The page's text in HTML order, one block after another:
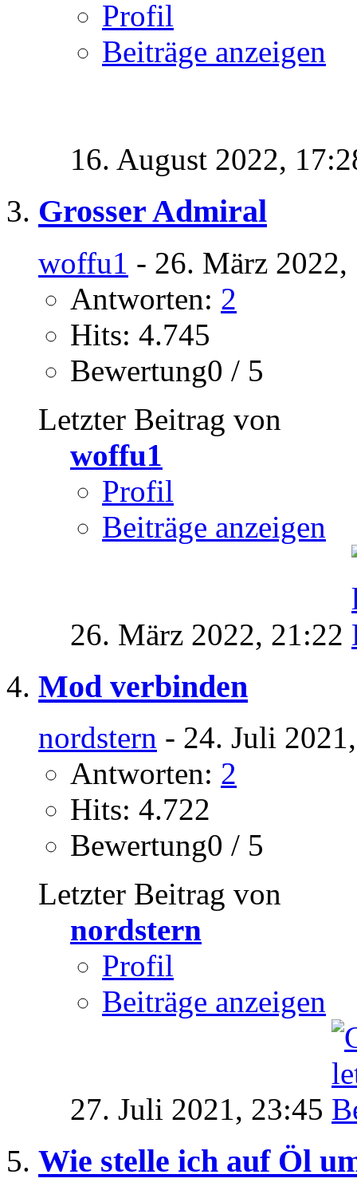
Profil
Beiträge anzeigen
16. August 2022,
Grosser Admiral
woffu1 - 26. März
Antworten: 2
Hits: 4.745
Bewertung0 / 5
Letzter Beitrag von
woffu1
Profil
Beiträge anzeigen
26. März 2022, 21:22
Mod verbinden
nordstern - 24. Juli
Antworten: 2
Hits: 4.722
Bewertung0 / 5
Letzter Beitrag von
nordstern
Profil
Beiträge anzeigen
27. Juli 2021, 23:45
Wie stelle ich auf Öl